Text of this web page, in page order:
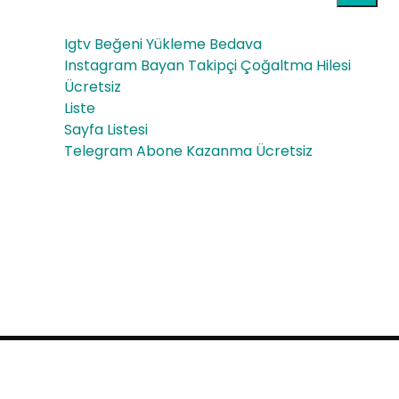
eti
Igtv Beğeni Yükleme Bedava
Instagram Bayan Takipçi Çoğaltma Hilesi
Ücretsiz
Liste
Sayfa Listesi
Telegram Abone Kazanma Ücretsiz